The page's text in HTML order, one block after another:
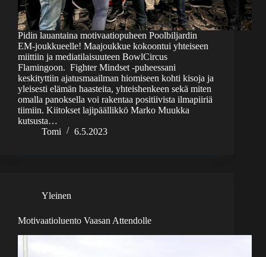
Pidin lauantaina motivaatiopuheen Poolbiljardin
EM-joukkueelle! Maajoukkue kokoontui yhteiseen
miittiin ja mediatilaisuuteen BowlCircus
Flamingoon. Fighter Mindset -puheessani
keskityttiin ajatusmaailman hiomiseen kohti kisoja ja
yleisesti elämän haasteita, yhteishenkeen sekä miten
omalla panoksella voi rakentaa positiivista ilmapiiriä
tiimiin. Kiitokset lajipäällikkö Marko Muukka
kutsusta…
Tomi
6.5.2023
Yleinen
Motivaatioluento Vaasan Attendolle